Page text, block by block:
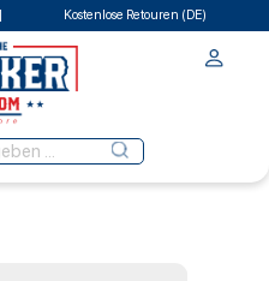
Kostenlose Retouren (DE)